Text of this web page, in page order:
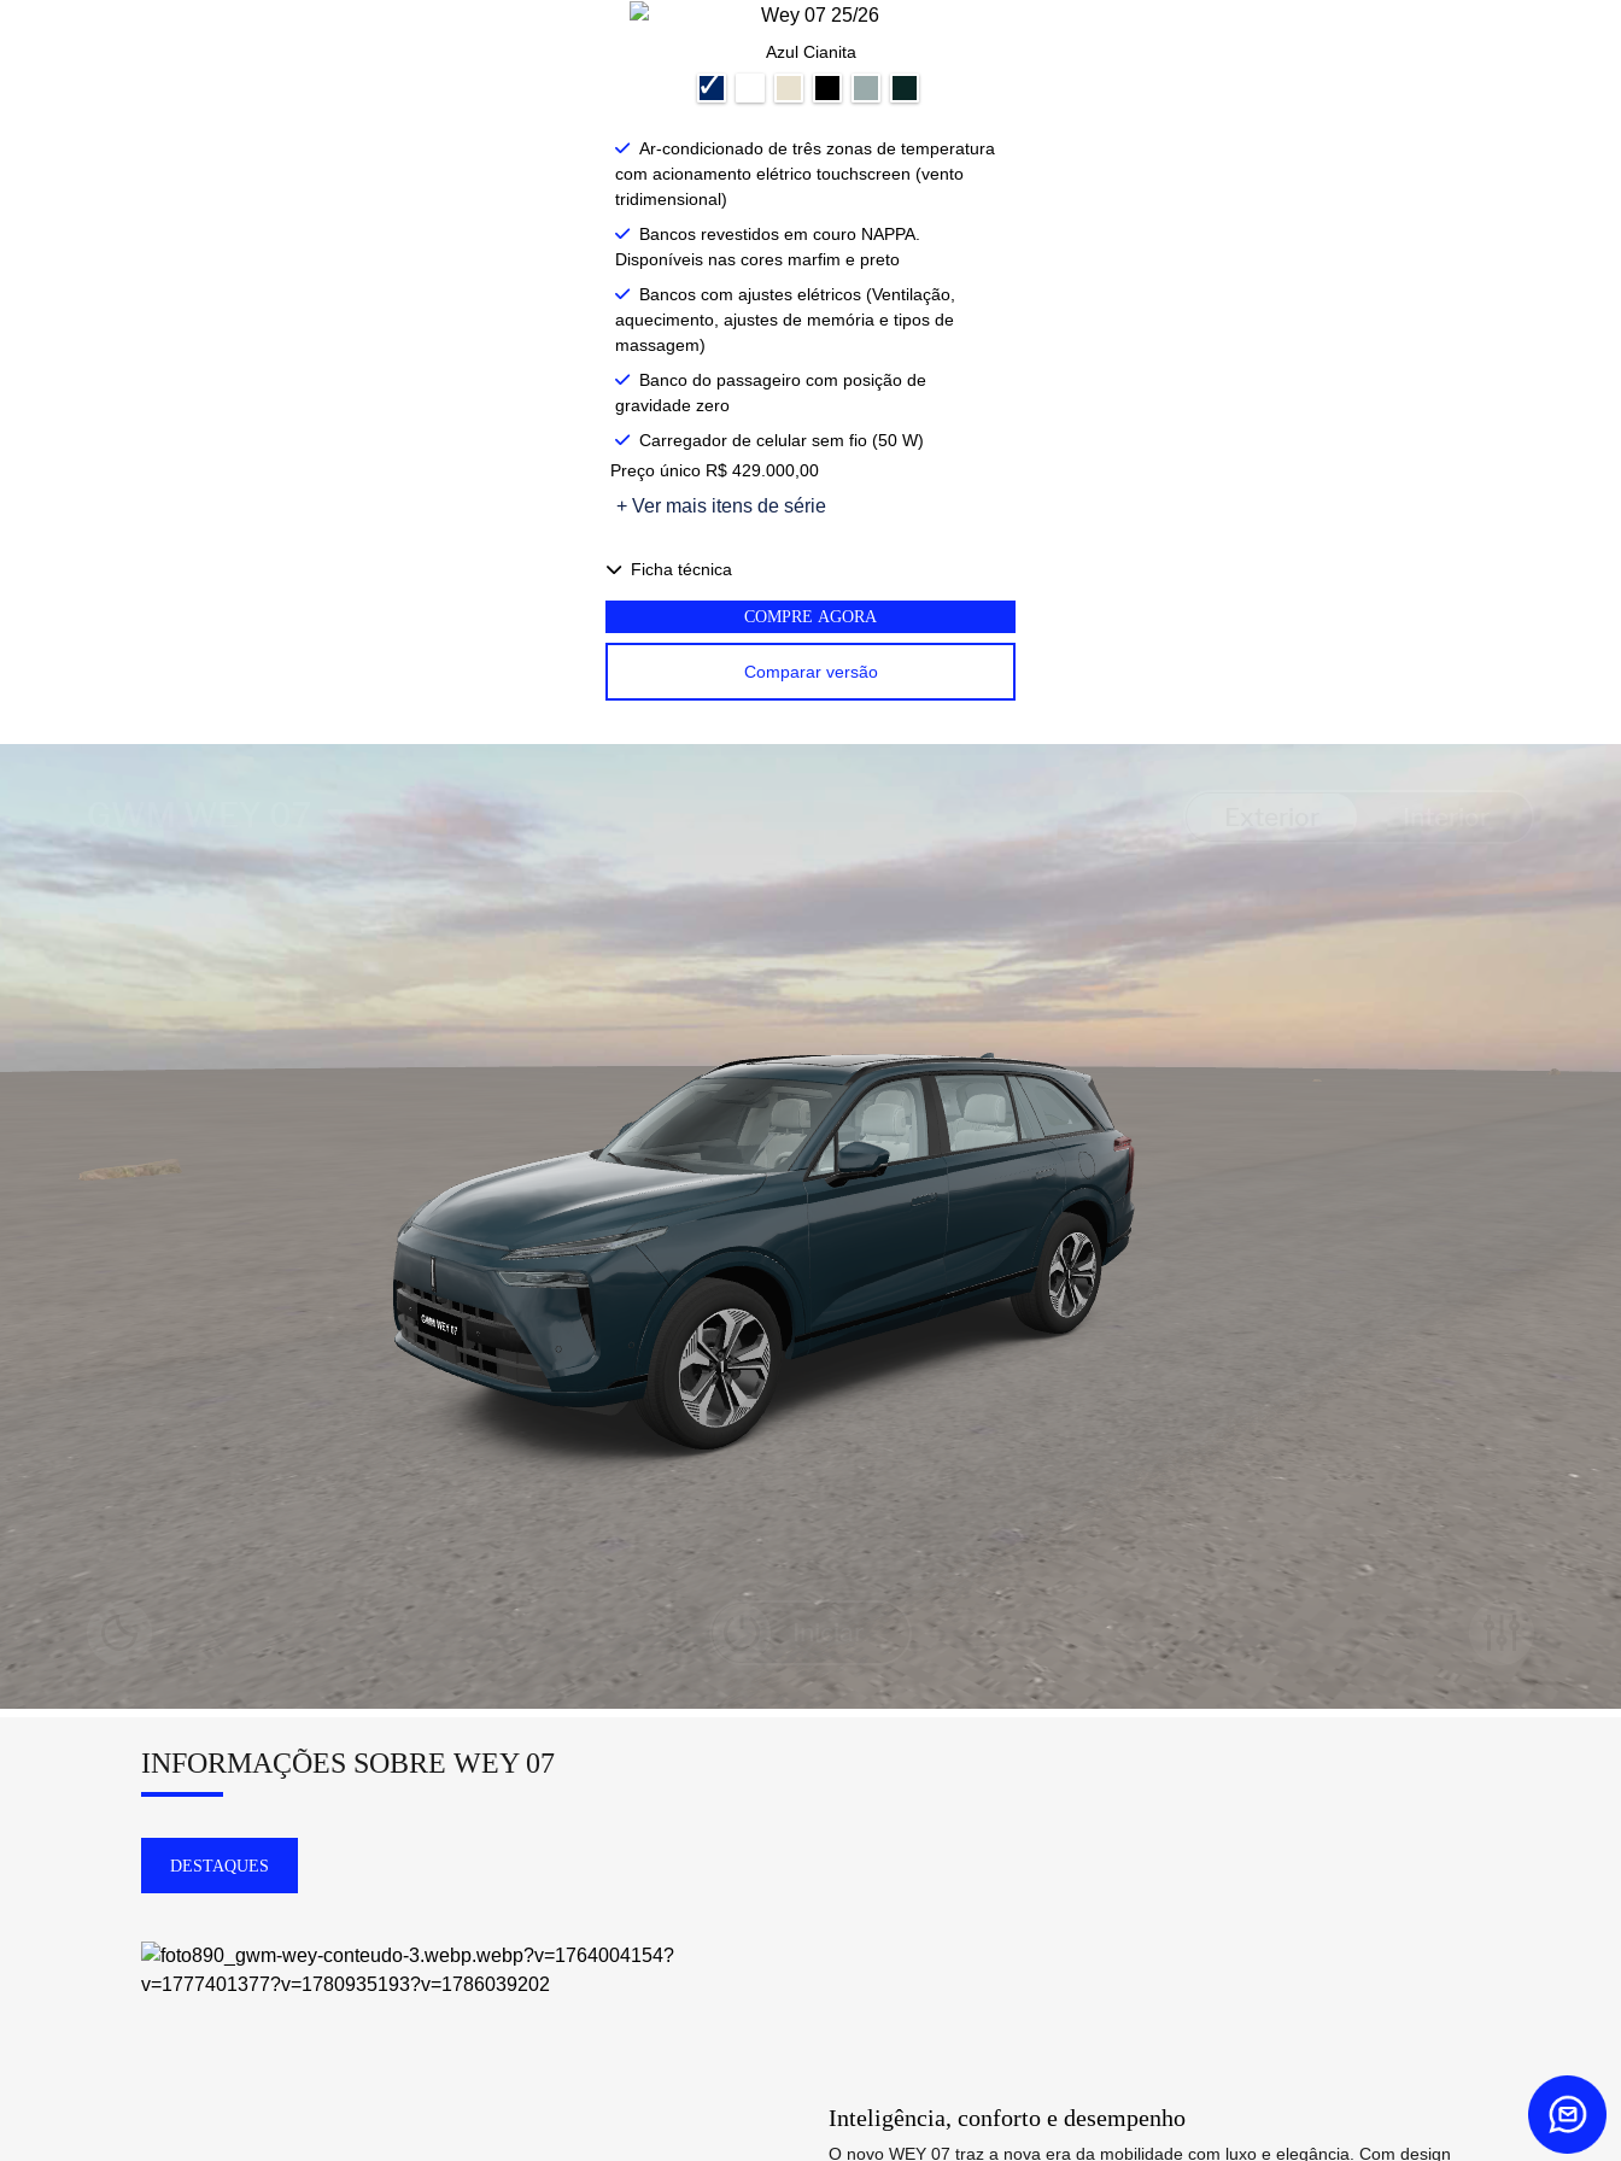
Azul Cianita
Ar-condicionado de três zonas de temperatura
com acionamento elétrico touchscreen (vento
tridimensional)
Bancos revestidos em couro NAPPA.
Disponíveis nas cores marfim e preto
Bancos com ajustes elétricos (Ventilação,
aquecimento, ajustes de memória e tipos de
massagem)
Banco do passageiro com posição de
gravidade zero
Carregador de celular sem fio (50 W)
Preço único R$ 429.000,00
+ Ver mais itens de série
Ficha técnica
COMPRE AGORA
Comparar versão
INFORMAÇÕES SOBRE WEY 07
DESTAQUES
Inteligência, conforto e desempenho
O novo WEY 07 traz a nova era da mobilidade com luxo e elegância. Com design